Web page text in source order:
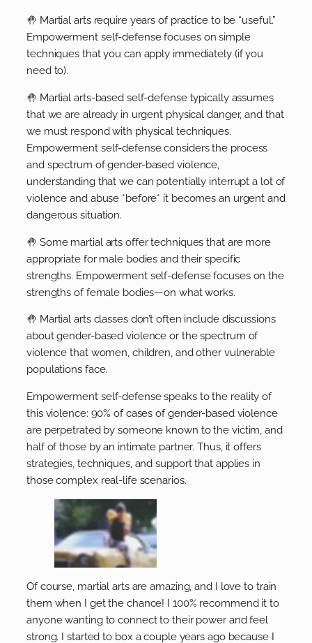
🤚 Martial arts require years of practice to be “useful.”
Empowerment self-defense focuses on simple
techniques that you can apply immediately (if you
need to).
🤚 Martial arts-based self-defense typically assumes
that we are already in urgent physical danger, and that
we must respond with physical techniques.
Empowerment self-defense considers the process
and spectrum of gender-based violence,
understanding that we can potentially interrupt a lot of
violence and abuse *before* it becomes an urgent and
dangerous situation.
🤚 Some martial arts offer techniques that are more
appropriate for male bodies and their specific
strengths. Empowerment self-defense focuses on the
strengths of female bodies—on what works.
🤚 Martial arts classes don’t often include discussions
about gender-based violence or the spectrum of
violence that women, children, and other vulnerable
populations face.
Empowerment self-defense speaks to the reality of
this violence: 90% of cases of gender-based violence
are perpetrated by someone known to the victim, and
half of those by an intimate partner. Thus, it offers
strategies, techniques, and support that applies in
those complex real-life scenarios.
Of course, martial arts are amazing, and I love to train
them when I get the chance! I 100% recommend it to
anyone wanting to connect to their power and feel
strong. I started to box a couple years ago because I